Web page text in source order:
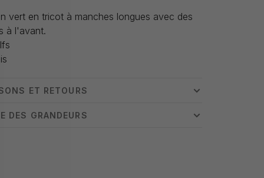
vert en tricot à manches longues avec des
à l'avant.
ET RETOURS
DES GRANDEURS